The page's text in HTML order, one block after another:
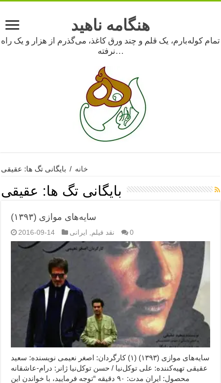
هنگامه ناهید
تمام کوله‌بارم، یک قلم و چند ورق کاغذ، می‌گذرم از هزار و یک راه
نرفته…
خانه / بایگانی تگ ها: عقیقی
بایگانی تگ ها: عقیقی
سایه‌های موازی (۱۳۹۳)
2016-09-14 نقد فیلم ایرانی 0
سایه‌های موازی (۱۳۹۳) (۱) کارگردان: اصغر نعیمی نویسنده: سعید
عقیقی تهیه‌کننده: علی توکل‌نیا / حسن توکل‌نیا ژانر: درام-عاشقانه
محصول: ایران مدت: ۹۰ دقیقه “توجه فرمایید،‌ با خواندن این